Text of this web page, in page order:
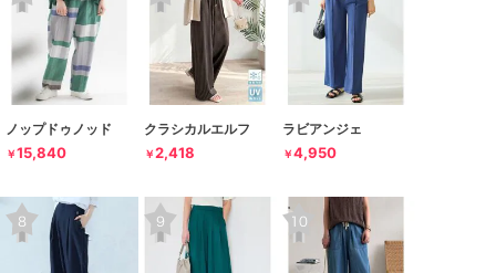
ノップドゥノッド
￥15,840
クラシカルエルフ
￥2,418
ラビアンジェ
￥4,950